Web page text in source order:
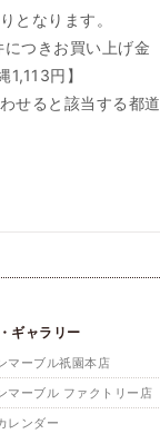
となります。
につきお買い上げ金
円】
せると該当する都道
ギャラリー
マーブル祇園本店
マーブル ファクトリー店
レンダー